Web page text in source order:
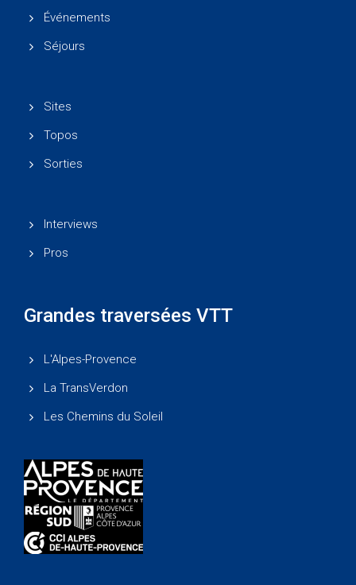
Événements
Séjours
Sites
Topos
Sorties
Interviews
Pros
Grandes traversées VTT
L'Alpes-Provence
La TransVerdon
Les Chemins du Soleil